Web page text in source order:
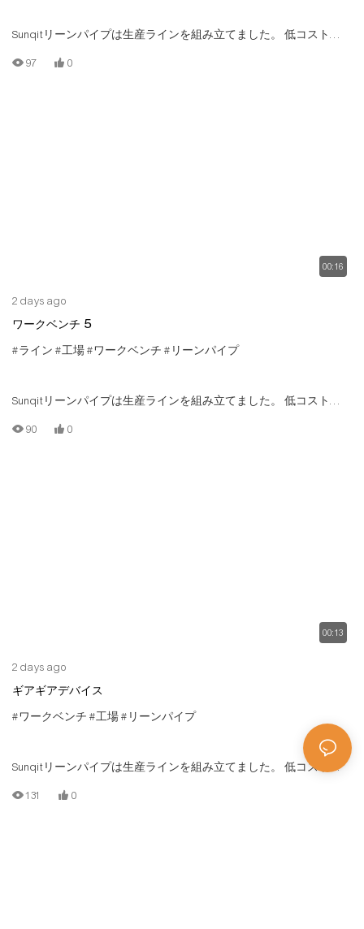
Sunqitリーンパイプは生産ラインを組み立てました。 低コストの
生産ラインは、Tスロットアルミニウムパイプ/チューブ、アルミニ
97 0
00:16
2 days ago
ワークベンチ 5
#ライン #工場#ワークベンチ #リーンパイプ
Sunqitリーンパイプは生産ラインを組み立てました。 低コストの
生産ラインは、Tスロットアルミニウムパイプ/チューブ、アルミニ
90 0
00:13
2 days ago
ギアギアデバイス
#ワークベンチ #工場#リーンパイプ
Sunqitリーンパイプは生産ラインを組み立てました。 低コストの
生産ラインは、Tスロットアルミニウムパイプ/チューブ、アルミニ
131 0